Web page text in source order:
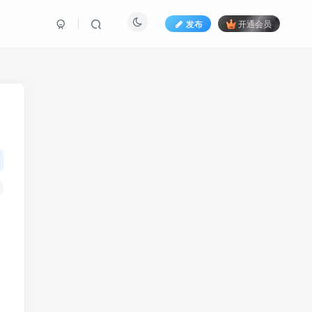
发布 开通会员